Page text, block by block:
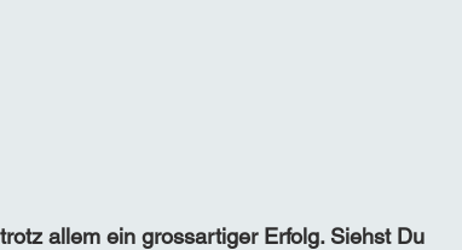
allem ein grossartiger Erfolg. Siehst Du